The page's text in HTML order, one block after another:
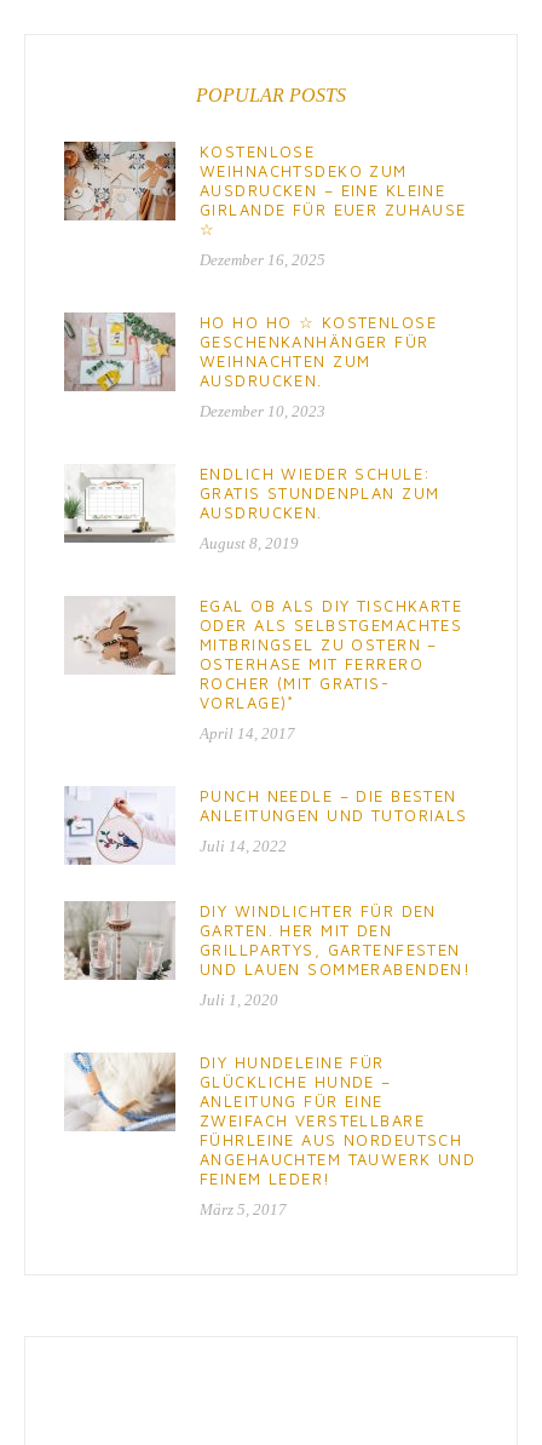
POPULAR POSTS
KOSTENLOSE
WEIHNACHTSDEKO ZUM
AUSDRUCKEN – EINE KLEINE
GIRLANDE FÜR EUER ZUHAUSE
☆
Dezember 16, 2025
HO HO HO ☆ KOSTENLOSE
GESCHENKANHÄNGER FÜR
WEIHNACHTEN ZUM
AUSDRUCKEN.
Dezember 10, 2023
ENDLICH WIEDER SCHULE:
GRATIS STUNDENPLAN ZUM
AUSDRUCKEN.
August 8, 2019
EGAL OB ALS DIY TISCHKARTE
ODER ALS SELBSTGEMACHTES
MITBRINGSEL ZU OSTERN –
OSTERHASE MIT FERRERO
ROCHER (MIT GRATIS-
VORLAGE)*
April 14, 2017
PUNCH NEEDLE – DIE BESTEN
ANLEITUNGEN UND TUTORIALS
Juli 14, 2022
DIY WINDLICHTER FÜR DEN
GARTEN. HER MIT DEN
GRILLPARTYS, GARTENFESTEN
UND LAUEN SOMMERABENDEN!
Juli 1, 2020
DIY HUNDELEINE FÜR
GLÜCKLICHE HUNDE –
ANLEITUNG FÜR EINE
ZWEIFACH VERSTELLBARE
FÜHRLEINE AUS NORDEUTSCH
ANGEHAUCHTEM TAUWERK UND
FEINEM LEDER!
März 5, 2017